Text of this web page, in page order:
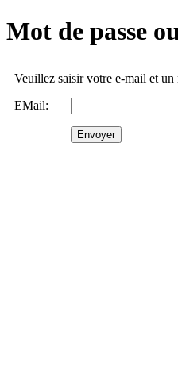
Mot de passe
Veuillez saisir votre e-mail et un
EMail: